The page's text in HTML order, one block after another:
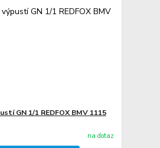
GN 1/1 REDFOX BMV 1115
na dotaz